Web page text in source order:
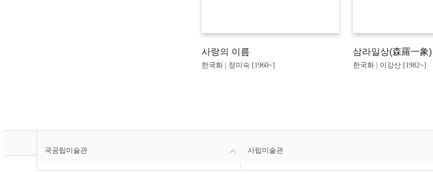
사랑의 이름
한국화 | 정미숙 [1960~]
삼라일상(森羅一象)
한국화 | 이강산 [1982~]
국공립미술관 사립미술관